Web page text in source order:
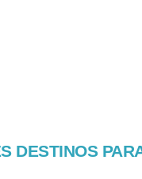
DESTINOS